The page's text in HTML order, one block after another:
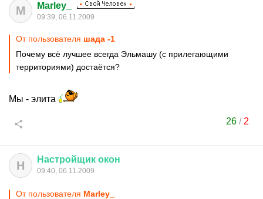
M Marley_
09:39, 06.11.2009
От пользователя шадa -1
Почему всё лучшее всегда Эльмашу (с прилегающими
территориями) достаётся?
Мы - элита
26 / 2
Н Настройщик окон
09:40, 06.11.2009
От пользователя Marley_